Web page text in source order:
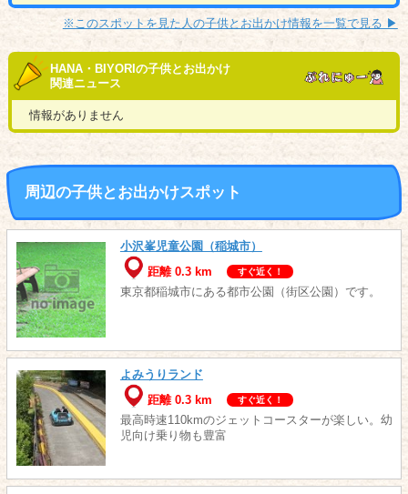
※このスポットを見た人の子供とお出かけ情報を一覧で見る ▶︎
HANA・BIYORIの子供とお出かけ
関連ニュース
情報がありません
周辺の子供とお出かけスポット
小沢峯児童公園（稲城市）
距離 0.3 km
すぐ近く！
東京都稲城市にある都市公園（街区公園）です。
よみうりランド
距離 0.3 km
すぐ近く！
最高時速110kmのジェットコースターが楽しい。幼
児向け乗り物も豊富